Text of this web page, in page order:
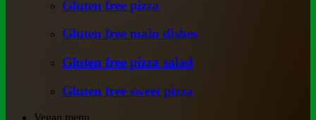
Gluten free pizza
Gluten free main dishes
Gluten free pizza salad
Gluten free sweet pizza